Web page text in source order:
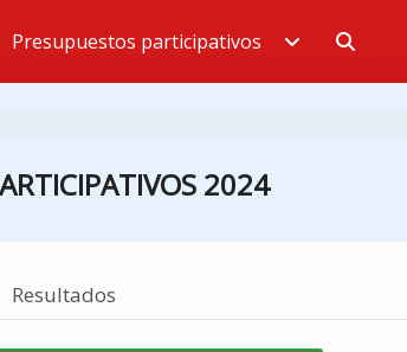
en
Presupuestos participativos
2024
Resultados